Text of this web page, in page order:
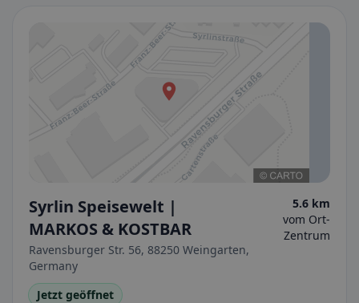
Syrlin Speisewelt |
MARKOS & KOSTBAR
Ravensburger Str. 56, 88250 Weingarten,
Germany
5.6 km
vom Ort-
Zentrum
Jetzt geöffnet